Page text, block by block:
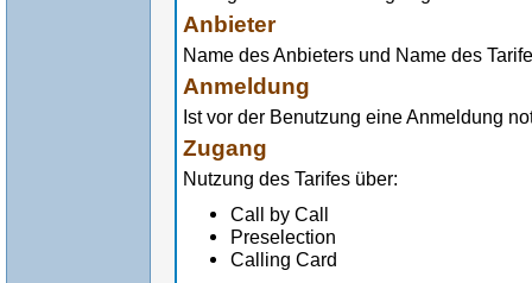
Anbieter
Name des Anbieters und Name des
Anmeldung
Ist vor der Benutzung eine Anmeldung
Zugang
Nutzung des Tarifes über:
Call by Call
Preselection
Calling Card